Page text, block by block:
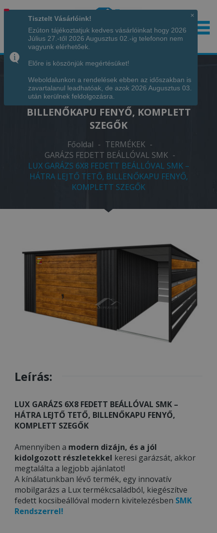
Hívjon minket!+36 70 7342034
LUX GARÁZS 6X8 FEDETT BEÁLLÓVAL
SMK – HÁTRA LEJTŐ TETŐ,
BILLENŐKAPU FENYŐ, KOMPLETT
SZEGŐK
Főoldal - TERMÉKEK -
GARÁZS FEDETT BEÁLLÓVAL SMK -
LUX GARÁZS 6X8 FEDETT BEÁLLÓVAL SMK –
HÁTRA LEJTŐ TETŐ, BILLENŐKAPU FENYŐ,
KOMPLETT SZEGŐK
Leírás:
LUX GARÁZS 6X8 FEDETT BEÁLLÓVAL SMK –
HÁTRA LEJTŐ TETŐ, BILLENŐKAPU FENYŐ,
KOMPLETT SZEGŐK
Amennyiben a modern dizájn, és a jól
kidolgozott részletekkel keresi garázsát, akkor
megtalálta a legjobb ajánlatot!
A kínálatunkban lévő termék, egy innovatív
mobilgarázs a Lux termékcsaládból, kiegészítve
fedett kocsibeállóval modern kivitelezésben SMK
Rendszerrel!
×
Tisztelt Vásárlóink!
Ezúton tájékoztatjuk kedves vásárlóinkat hogy 2026
Július 27.-től 2026 Augusztus 02.-ig telefonon nem
vagyunk elérhetőek.
Előre is köszönjük megértésüket!
Weboldalunkon a rendelések ebben az időszakban is
zavartalanul leadhatóak, de azok 2026 Augusztus 03.
után kerülnek feldolgozásra.